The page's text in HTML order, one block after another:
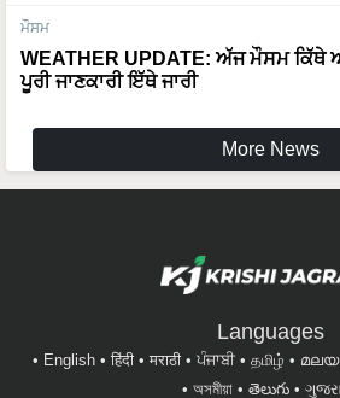
ਮੌਸਮ
WEATHER UPDATE: ਅੱਜ ਮੌਸਮ ਕਿੱਥੇ
ਪੂਰੀ ਜਾਣਕਾਰੀ ਇੱਥੇ ਜਾਰੀ
More News
Languages
English हिंदी मराठी ਪੰਜਾਬੀ தமிழ்
অসমীয়া
తెలుగు